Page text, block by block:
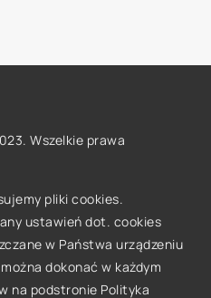
Wszelkie prawa
pliki cookies.
ustawień dot. cookies
w Państwa urządzeniu
dokonać w każdym
na podstronie Polityka